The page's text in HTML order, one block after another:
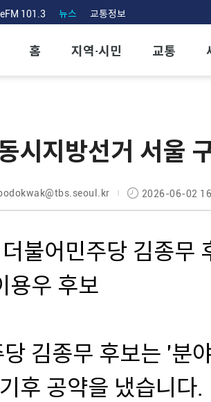
eFM 101.3 뉴스 교통정보
홈 지역·시민 교통
시지방선거 서울
2026-06-02
불어민주당 김종무
용우 후보
김종무 후보는 '분
후 공약을 냈습니다.